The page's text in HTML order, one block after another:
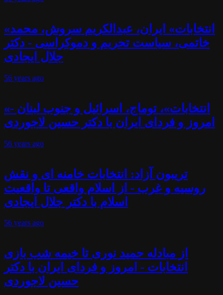
«انتخابات» ایران، عبدالکریم سروش، محمد
خاتمی، سیاست تحریم و دموکراسی - دکتر
جلال ایجادی
56 years ago
«انتخابات»، توماج، اسرائیل و جنوب لبنان -
امروز و فردای ایران با دکتر حسین لاجوردی
56 years ago
تریبون آزاد: انتخابات خامنه ای و نقش
روسیه و غرب - از اسلام واقعی تا واقعیت
اسلام با دکتر جلال ایجادی
56 years ago
از مبادله حمید نوری تا خیمه شب بازی
انتخابات - امروز و فردای ایران با دکتر
حسین لاجوردی